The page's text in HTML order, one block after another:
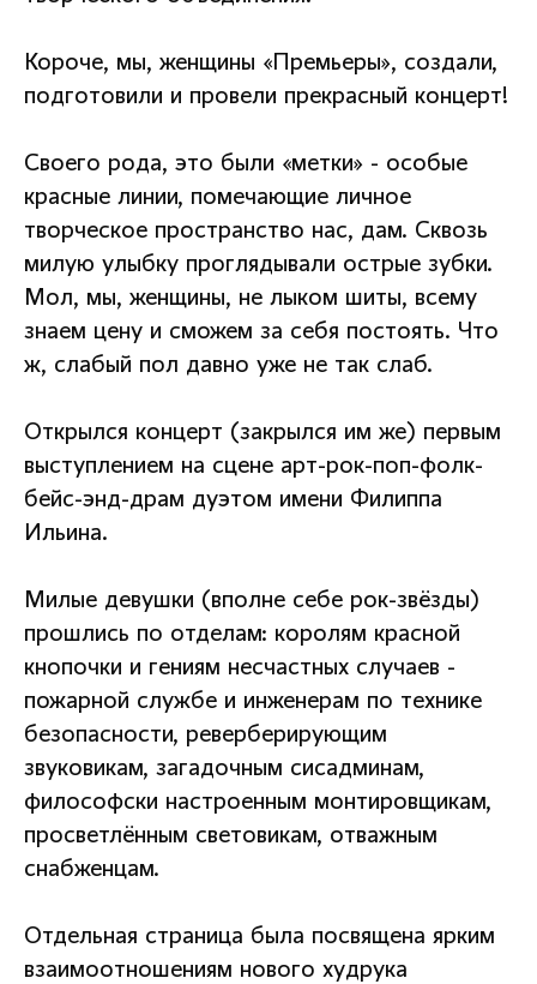
Короче, мы, женщины «Премьеры», создали,
подготовили и провели прекрасный концерт!
Своего рода, это были «метки» - особые
красные линии, помечающие личное
творческое пространство нас, дам. Сквозь
милую улыбку проглядывали острые зубки.
Мол, мы, женщины, не лыком шиты, всему
знаем цену и сможем за себя постоять. Что
ж, слабый пол давно уже не так слаб.
Открылся концерт (закрылся им же) первым
выступлением на сцене арт-рок-поп-фолк-
бейс-энд-драм дуэтом имени Филиппа
Ильина.
Милые девушки (вполне себе рок-звёзды)
прошлись по отделам: королям красной
кнопочки и гениям несчастных случаев -
пожарной службе и инженерам по технике
безопасности, реверберирующим
звуковикам, загадочным сисадминам,
философски настроенным монтировщикам,
просветлённым световикам, отважным
снабженцам.
Отдельная страница была посвящена ярким
взаимоотношениям нового худрука